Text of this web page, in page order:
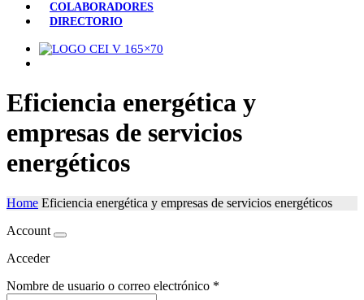
COLABORADORES
DIRECTORIO
Eficiencia energética y
empresas de servicios
energéticos
Home Eficiencia energética y empresas de servicios energéticos
Account
Acceder
Nombre de usuario o correo electrónico *